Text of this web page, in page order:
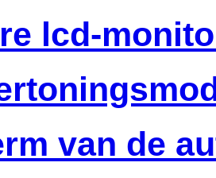
lcd-
van de